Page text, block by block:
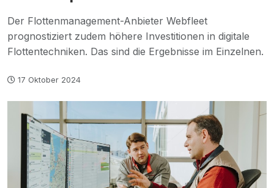
Der Flottenmanagement-Anbieter Webfleet
prognostiziert zudem höhere Investitionen in digitale
Flottentechniken. Das sind die Ergebnisse im Einzelnen.
17 Oktober 2024